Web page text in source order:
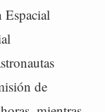
Espacial
de